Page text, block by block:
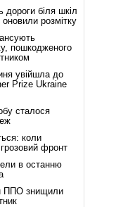
дороги біля шкіл
розмітку
пошкодженого
увійшла до
Prize Ukraine
сталося
коли
фронт
в останню
ППО знищили